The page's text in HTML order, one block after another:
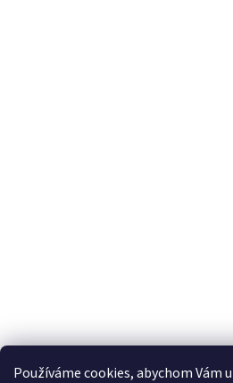
Používáme cookies, abychom Vám